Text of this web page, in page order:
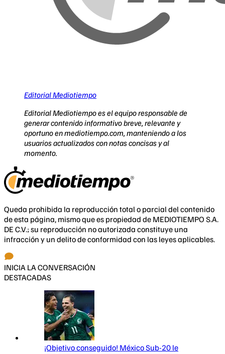
Editorial Mediotiempo
Editorial Mediotiempo es el equipo responsable de
generar contenido informativo breve, relevante y
oportuno en mediotiempo.com, manteniendo a los
usuarios actualizados con notas concisas y al
momento.
Queda prohibida la reproducción total o parcial del contenido
de esta página, mismo que es propiedad de MEDIOTIEMPO S.A.
DE C.V.; su reproducción no autorizada constituye una
infracción y un delito de conformidad con las leyes aplicables.
INICIA LA CONVERSACIÓN
DESTACADAS
¡Objetivo conseguido! México Sub-20 le